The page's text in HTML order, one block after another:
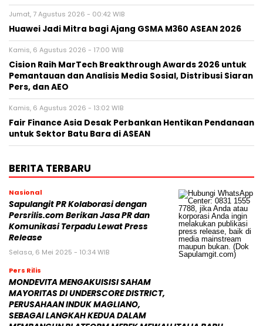
Jumat, 7 Agustus 2026 - 00:42 WIB
Huawei Jadi Mitra bagi Ajang GSMA M360 ASEAN 2026
Kamis, 6 Agustus 2026 - 17:00 WIB
Cision Raih MarTech Breakthrough Awards 2026 untuk
Pemantauan dan Analisis Media Sosial, Distribusi Siaran
Pers, dan AEO
Kamis, 6 Agustus 2026 - 13:02 WIB
Fair Finance Asia Desak Perbankan Hentikan Pendanaan
untuk Sektor Batu Bara di ASEAN
BERITA TERBARU
Nasional
Sapulangit PR Kolaborasi dengan
Persrilis.com Berikan Jasa PR dan
Komunikasi Terpadu Lewat Press
Release
Selasa, 6 Mei 2025 - 10:34 WIB
Pers Rilis
MONDEVITA MENGAKUISISI SAHAM
MAYORITAS DI UNDERSCORE DISTRICT,
PERUSAHAAN INDUK MAGLIANO,
SEBAGAI LANGKAH KEDUA DALAM